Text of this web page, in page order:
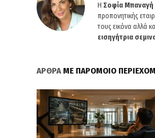
H Σοφία Μπαναγή
προπονητικής
τους εικόνα αλλά
εισηγήτρια
ΑΡΘΡΑΜΕ ΠΑΡΟΜΟΙΟ